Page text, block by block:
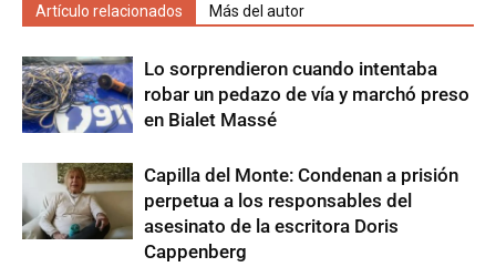
Artículo relacionados Más del autor
Lo sorprendieron cuando intentaba
robar un pedazo de vía y marchó preso
en Bialet Massé
Capilla del Monte: Condenan a prisión
perpetua a los responsables del
asesinato de la escritora Doris
Cappenberg